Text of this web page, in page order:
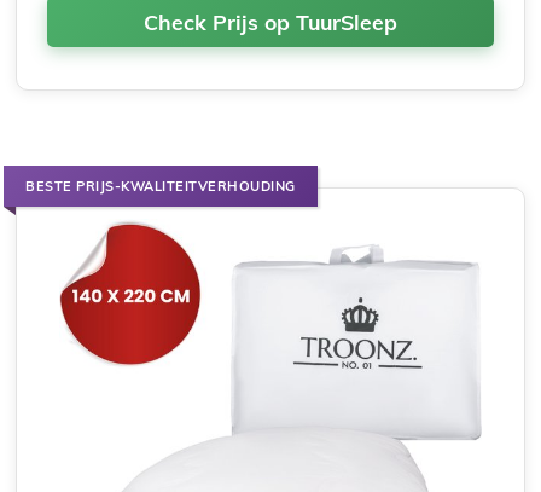
Check Prijs op TuurSleep
BESTE PRIJS-KWALITEITVERHOUDING